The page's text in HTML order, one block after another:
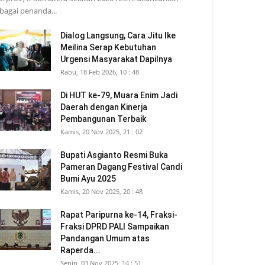
penanda...
Dialog Langsung, Cara Jitu Ike
Meilina Serap Kebutuhan
Urgensi Masyarakat Dapilnya
Rabu, 18 Feb 2026, 10 : 48
Di HUT ke-79, Muara Enim Jadi
Daerah dengan Kinerja
Pembangunan Terbaik
Kamis, 20 Nov 2025, 21 : 02
Bupati Asgianto Resmi Buka
Pameran Dagang Festival Candi
Bumi Ayu 2025
Kamis, 20 Nov 2025, 20 : 48
Rapat Paripurna ke-14, Fraksi-
Fraksi DPRD PALI Sampaikan
Pandangan Umum atas
Raperda...
Senin, 03 Nov 2025, 14 : 51